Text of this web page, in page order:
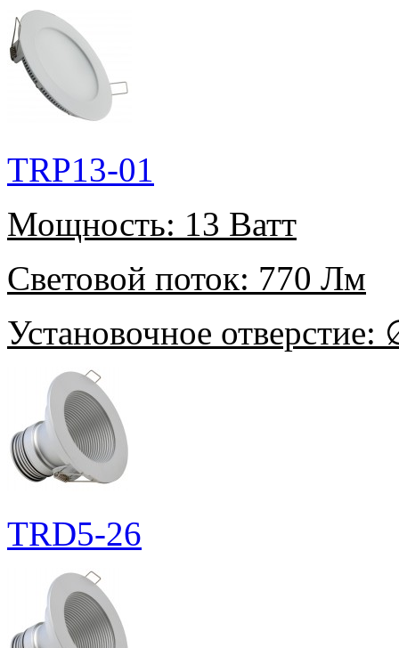
TRP13-01
Мощность: 13 Ватт
Световой поток: 770 Лм
Установочное отверстие:
TRD5-26